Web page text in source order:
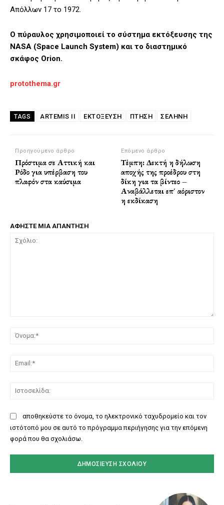
Απόλλων 17 το 1972.
Ο πύραυλος χρησιμοποιεί το σύστημα εκτόξευσης της
NASA (Space Launch System) και το διαστημικό
σκάφος Orion.
protothema.gr
TAGS ARTEMIS II ΕΚΤΌΞΕΥΣΗ ΠΤΉΣΗ ΣΕΛΉΝΗ
Προηγούμενο άρθρο
Πρόστιμα σε Αττική και
Ρόδο για υπέρβαση του
πλαφόν στα καύσιμα
Επόμενο άρθρο
Τέμπη: Δεκτή η δήλωση
αποχής της προέδρου στη
δίκη για τα βίντεο –
Αναβάλλεται επ΄ αόριστον
η εκδίκαση
ΑΦΗΣΤΕ ΜΙΑ ΑΠΑΝΤΗΣΗ
αποθηκεύστε το όνομα, το ηλεκτρονικό ταχυδρομείο και τον
ιστότοπό μου σε αυτό το πρόγραμμα περιήγησης για την επόμενη
φορά που θα σχολιάσω.